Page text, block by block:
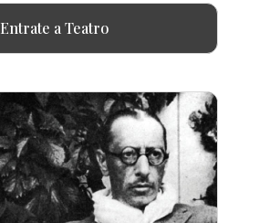
Entrate a Teatro